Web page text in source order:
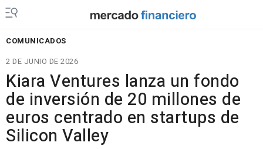
COMUNICADOS
2 DE JUNIO DE 2026
Kiara Ventures lanza un fondo
de inversión de 20 millones de
euros centrado en startups de
Silicon Valley